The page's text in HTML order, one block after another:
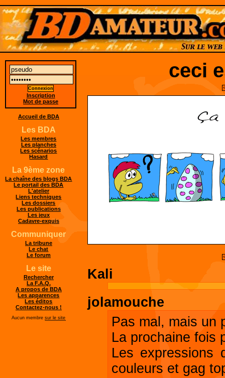
ceci
Kali
jolamouche
Pas mal, mais un
La prochaine fois
Les expressions
couleurs et gag
Inscription
Mot de passe
Accueil de BDA
Les BDA
Les membres
Les planches
Les scénarios
Hasard
La 9ème zone
La chaîne des blogs BDA
Le portail des BDA
L'atelier
Liens techniques
Les dossiers
Les publications
Les jeux
Cadavre-exquis
Communiquer
La tribune
Le chat
Le forum
Le site
Rechercher
La F.A.Q.
A propos de BDA
Les apparences
Les éditos
Contactez-nous !
Aucun membresur le site